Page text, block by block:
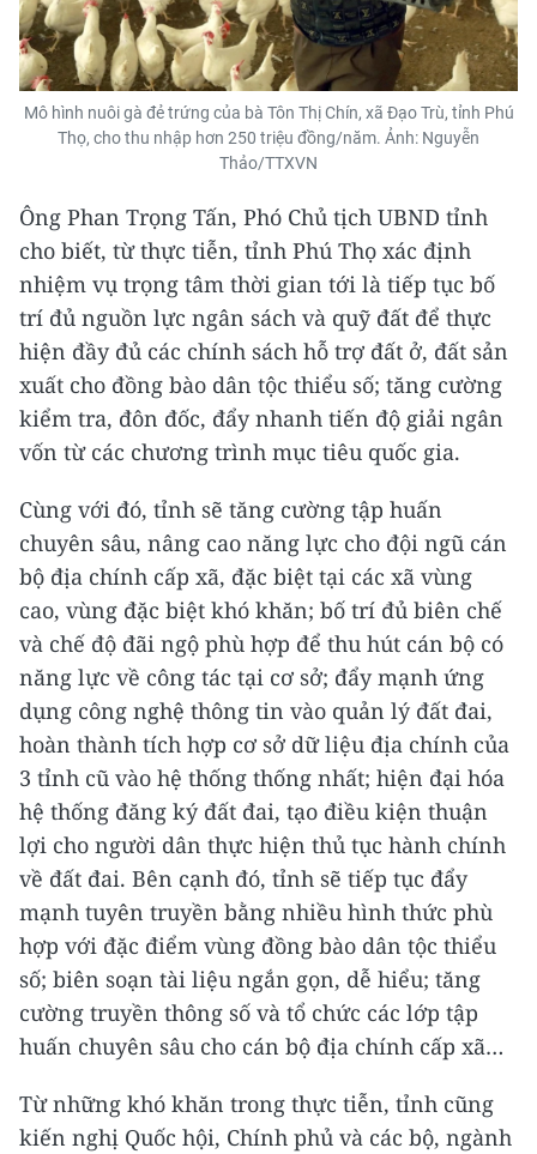
Mô hình nuôi gà đẻ trứng của bà Tôn Thị Chín, xã Đạo Trù, tỉnh Phú
Thọ, cho thu nhập hơn 250 triệu đồng/năm. Ảnh: Nguyễn
Thảo/TTXVN
Ông Phan Trọng Tấn, Phó Chủ tịch UBND tỉnh
cho biết, từ thực tiễn, tỉnh Phú Thọ xác định
nhiệm vụ trọng tâm thời gian tới là tiếp tục bố
trí đủ nguồn lực ngân sách và quỹ đất để thực
hiện đầy đủ các chính sách hỗ trợ đất ở, đất sản
xuất cho đồng bào dân tộc thiểu số; tăng cường
kiểm tra, đôn đốc, đẩy nhanh tiến độ giải ngân
vốn từ các chương trình mục tiêu quốc gia.
Cùng với đó, tỉnh sẽ tăng cường tập huấn
chuyên sâu, nâng cao năng lực cho đội ngũ cán
bộ địa chính cấp xã, đặc biệt tại các xã vùng
cao, vùng đặc biệt khó khăn; bố trí đủ biên chế
và chế độ đãi ngộ phù hợp để thu hút cán bộ có
năng lực về công tác tại cơ sở; đẩy mạnh ứng
dụng công nghệ thông tin vào quản lý đất đai,
hoàn thành tích hợp cơ sở dữ liệu địa chính của
3 tỉnh cũ vào hệ thống thống nhất; hiện đại hóa
hệ thống đăng ký đất đai, tạo điều kiện thuận
lợi cho người dân thực hiện thủ tục hành chính
về đất đai. Bên cạnh đó, tỉnh sẽ tiếp tục đẩy
mạnh tuyên truyền bằng nhiều hình thức phù
hợp với đặc điểm vùng đồng bào dân tộc thiểu
số; biên soạn tài liệu ngắn gọn, dễ hiểu; tăng
cường truyền thông số và tổ chức các lớp tập
huấn chuyên sâu cho cán bộ địa chính cấp xã…
Từ những khó khăn trong thực tiễn, tỉnh cũng
kiến nghị Quốc hội, Chính phủ và các bộ, ngành